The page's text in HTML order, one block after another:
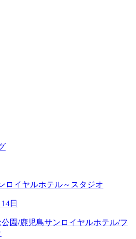
ロイヤルホテル～スタジオ
日
園/鹿児島サンロイヤルホテル/フ